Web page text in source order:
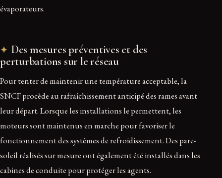
évaporateurs.
Des mesures préventives et des
perturbations sur le réseau
Pour tenter de maintenir une température acceptable, la
SNCF procède au rafraîchissement anticipé des rames avant
leur départ. Lorsque les installations le permettent, les
moteurs sont maintenus en marche pour favoriser le
fonctionnement des systèmes de refroidissement. Des pare-
soleil réalisés sur mesure ont également été installés dans les
cabines de conduite pour protéger les agents.